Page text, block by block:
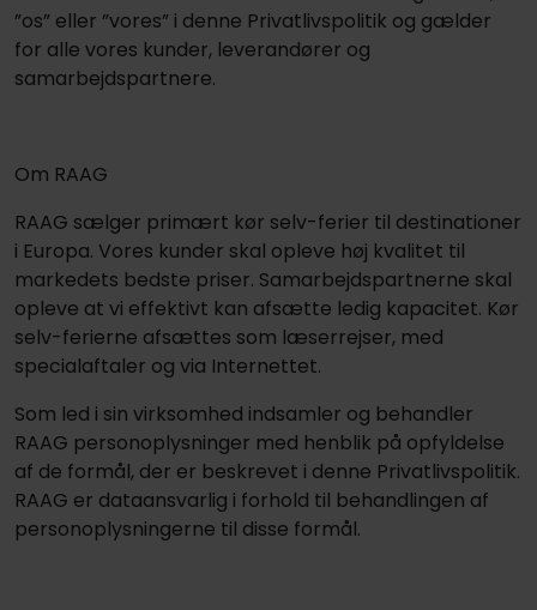
”os” eller ”vores” i denne Privatlivspolitik og gælder
for alle vores kunder, leverandører og
samarbejdspartnere.
Om RAAG
RAAG sælger primært kør selv-ferier til destinationer
i Europa. Vores kunder skal opleve høj kvalitet til
markedets bedste priser. Samarbejdspartnerne skal
opleve at vi effektivt kan afsætte ledig kapacitet. Kør
selv-ferierne afsættes som læserrejser, med
specialaftaler og via Internettet.
Som led i sin virksomhed indsamler og behandler
RAAG personoplysninger med henblik på opfyldelse
af de formål, der er beskrevet i denne Privatlivspolitik.
RAAG er dataansvarlig i forhold til behandlingen af
personoplysningerne til disse formål.